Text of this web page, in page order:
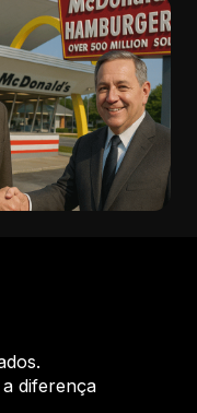
diferença